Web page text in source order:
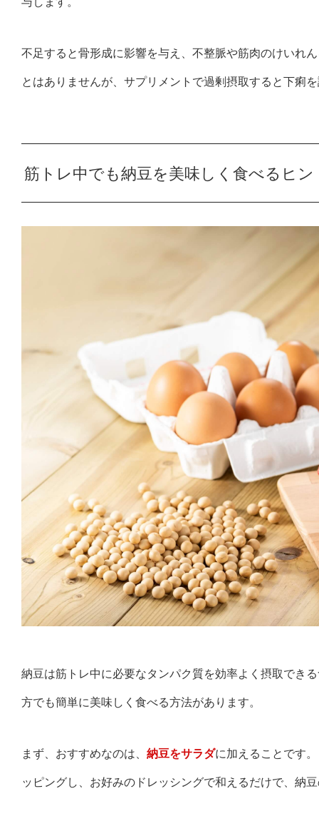
不足すると骨形成に影響を与え、不整脈や筋肉のけいれ
とはありませんが、サプリメントで過剰摂取すると下痢
筋トレ中でも納豆を美味しく食べるヒン
納豆は筋トレ中に必要なタンパク質を効率よく摂取でき
方でも簡単に美味しく食べる方法があります。
まず、おすすめなのは、 納豆をサラダに加えることです
ッピングし、お好みのドレッシングで和えるだけで、納